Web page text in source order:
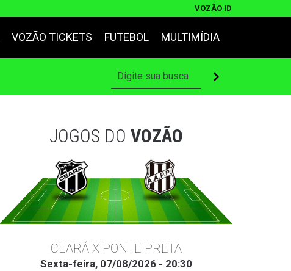
VOZÃO ID
VOZÃO TICKETS FUTEBOL MULTIMÍDIA
JOGOS DO VOZÃO
CEARÁ X PONTE PRETA
Sexta-feira, 07/08/2026 - 20:30